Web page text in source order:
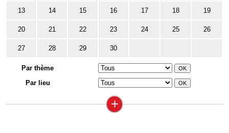
13 14 15 16 17 18 19
20 21 22 23 24 25 26
27 28 29 30
Par thème
Par lieu
+